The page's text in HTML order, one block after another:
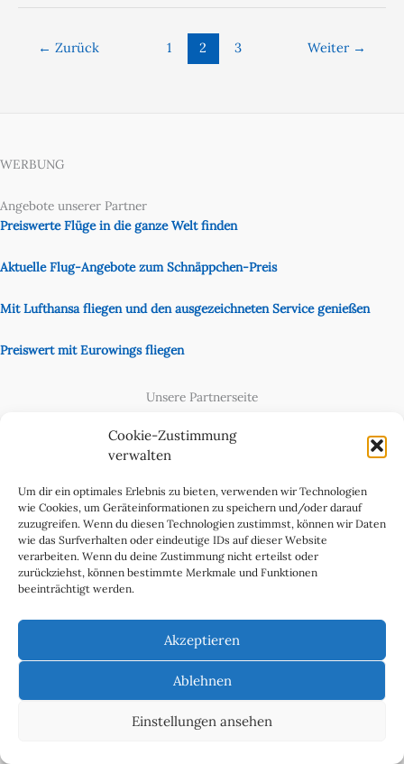
Cookie-Zustimmung
verwalten
Um dir ein optimales Erlebnis zu bieten, verwenden wir Technologien
wie Cookies, um Geräteinformationen zu speichern und/oder darauf
zuzugreifen. Wenn du diesen Technologien zustimmst, können wir Daten
wie das Surfverhalten oder eindeutige IDs auf dieser Website
verarbeiten. Wenn du deine Zustimmung nicht erteilst oder
zurückziehst, können bestimmte Merkmale und Funktionen
beeinträchtigt werden.
Akzeptieren
Ablehnen
Einstellungen ansehen
← Zurück 1 2 3 Weiter →
WERBUNG
Angebote unserer Partner
Preiswerte Flüge in die ganze Welt finden
Aktuelle Flug-Angebote zum Schnäppchen-Preis
Mit Lufthansa fliegen und den ausgezeichneten Service genießen
Preiswert mit Eurowings fliegen
Unsere Partnerseite
Cookie-Richtlinie (EU)
Datenschutzerklärung
Impressum & Kontakt
Über uns
Werben Sie in WeltReisender Magazin
Copyright 2011 - 2025 Ingo Paszkowsky